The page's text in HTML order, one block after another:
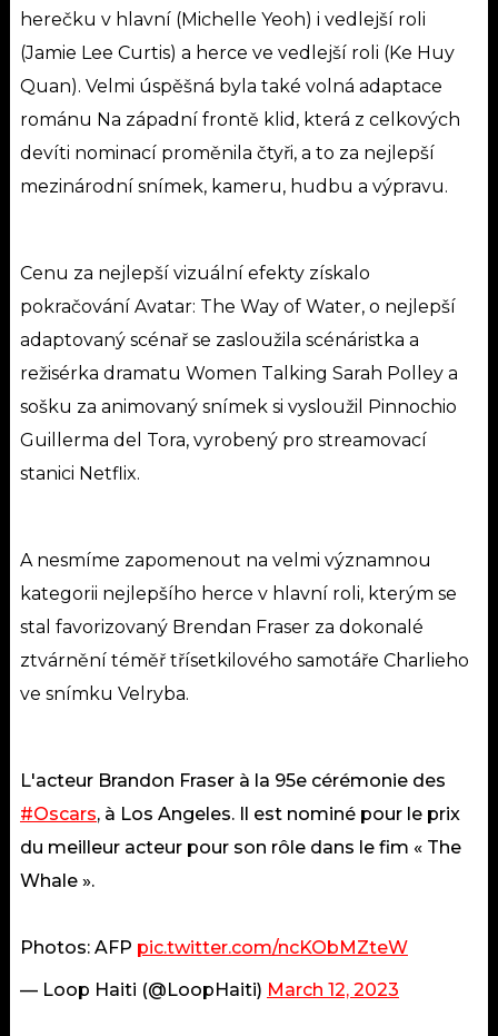
herečku v hlavní (Michelle Yeoh) i vedlejší roli
(Jamie Lee Curtis) a herce ve vedlejší roli (Ke Huy
Quan). Velmi úspěšná byla také volná adaptace
románu Na západní frontě klid, která z celkových
devíti nominací proměnila čtyři, a to za nejlepší
mezinárodní snímek, kameru, hudbu a výpravu.
Cenu za nejlepší vizuální efekty získalo
pokračování Avatar: The Way of Water, o nejlepší
adaptovaný scénař se zasloužila scénáristka a
režisérka dramatu Women Talking Sarah Polley a
sošku za animovaný snímek si vysloužil Pinnochio
Guillerma del Tora, vyrobený pro streamovací
stanici Netflix.
A nesmíme zapomenout na velmi významnou
kategorii nejlepšího herce v hlavní roli, kterým se
stal favorizovaný Brendan Fraser za dokonalé
ztvárnění téměř třísetkilového samotáře Charlieho
ve snímku Velryba.
L'acteur Brandon Fraser à la 95e cérémonie des
#Oscars, à Los Angeles. Il est nominé pour le prix
du meilleur acteur pour son rôle dans le fim « The
Whale ».
Photos: AFP pic.twitter.com/ncKObMZteW
— Loop Haiti (@LoopHaiti) March 12, 2023